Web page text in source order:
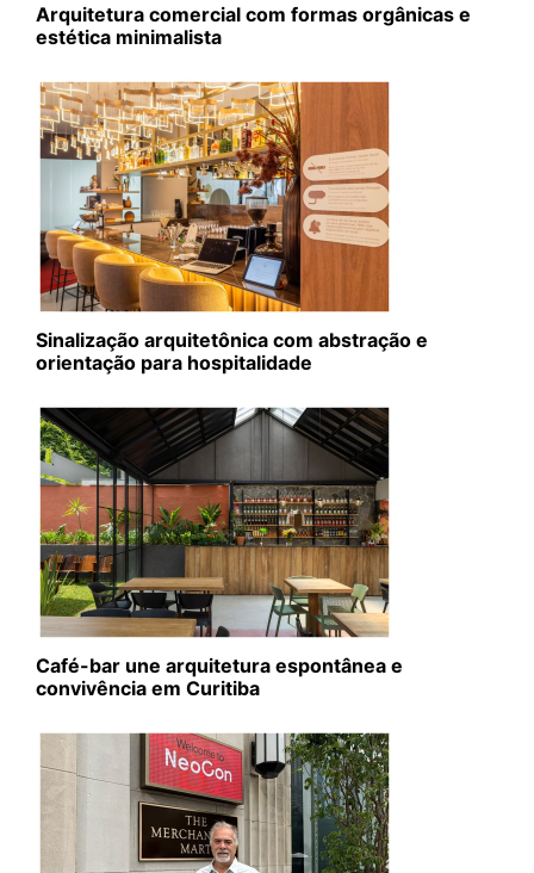
Arquitetura comercial com formas orgânicas e
estética minimalista
Sinalização arquitetônica com abstração e
orientação para hospitalidade
Café-bar une arquitetura espontânea e
convivência em Curitiba